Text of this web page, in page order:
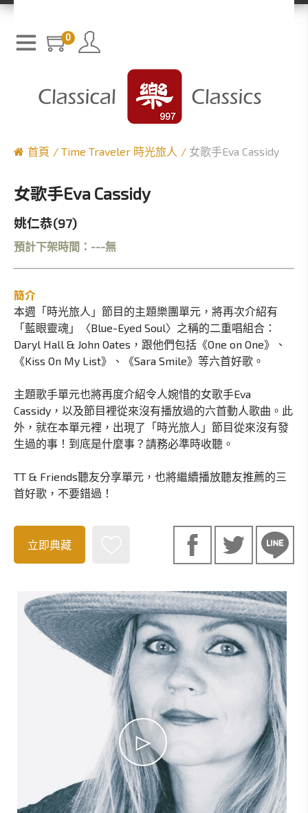
0
首頁 Time Traveler 時光旅人 女歌手Eva Cassidy
女歌手Eva Cassidy
姚仁恭(97)
預計下架時間：---無
簡介
本週「時光旅人」節目的主題樂團單元，將再次介紹有
「藍眼靈魂」〈Blue-Eyed Soul〉之稱的二重唱組合：
Daryl Hall & John Oates，跟他們包括《One on One》、
《Kiss On My List》、《Sara Smile》等六首好歌。
主題歌手單元也將再度介紹令人婉惜的女歌手Eva
Cassidy，以及節目裡從來沒有播放過的六首動人歌曲。此
外，就在本單元裡，出現了「時光旅人」節目從來沒有發
生過的事！到底是什麼事？請務必準時收聽。
TT & Friends聽友分享單元，也將繼續播放聽友推薦的三
首好歌，不要錯過！
立即典藏